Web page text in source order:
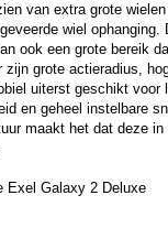
van extra grote
wiel
ook een grote bereik
zijn grote actieradius,
uiterst geschikt voor
en geheel instelbare
maakt het dat deze
Exel Galaxy 2 Deluxe